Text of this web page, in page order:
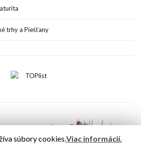
trhy a Piešťany
súbory cookies.Viac informácií.